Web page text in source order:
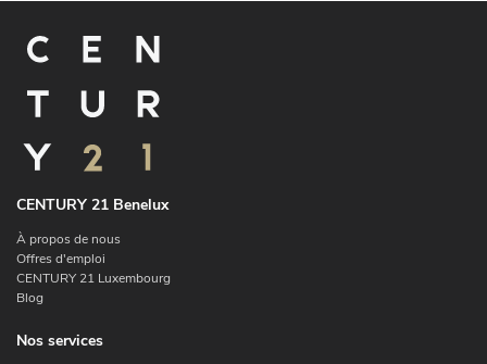
CENTURY 21 Benelux
À propos de nous
Offres d'emploi
CENTURY 21 Luxembourg
Blog
Nos services